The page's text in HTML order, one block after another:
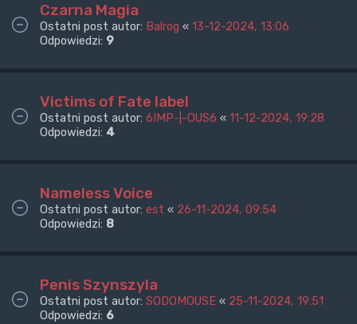
Czarna Magia
Ostatni post autor: Balrog « 13-12-2024, 13:06
Odpowiedzi: 9
Victims of Fate label
Ostatni post autor: 6IMP-|-OUS6 « 11-12-2024, 19:28
Odpowiedzi: 4
Nameless Voice
Ostatni post autor: est « 26-11-2024, 09:54
Odpowiedzi: 8
Penis Szynszyla
Ostatni post autor: SODOMOUSE « 25-11-2024, 19:51
Odpowiedzi: 6